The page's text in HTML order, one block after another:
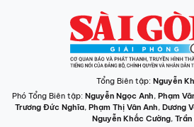
Tổng Biên tập: Nguyễn
Phó Tổng Biên tập: Nguyễn Ngọc Anh, Phạm
Trương Đức Nghĩa, Phạm Thị Vân Anh, Dương
Nguyễn Khắc Cường, Trần